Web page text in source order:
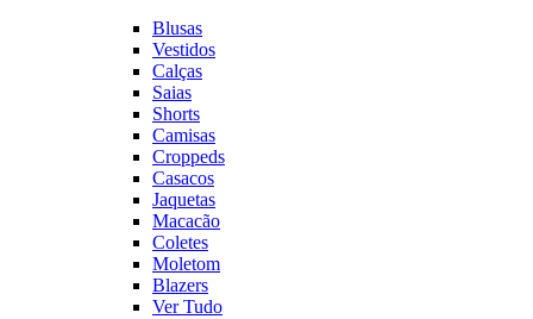
Blusas
Vestidos
Calças
Saias
Shorts
Camisas
Croppeds
Casacos
Jaquetas
Macacão
Coletes
Moletom
Blazers
Ver Tudo